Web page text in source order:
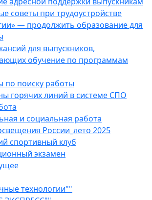
советы при трудоустройстве
— продолжить образование для
для выпускников,
обучение по программам
по поиску работы
горячих линий в системе СПО
и социальная работа
России_лето 2025
спортивный клуб
экзамен
технологии""